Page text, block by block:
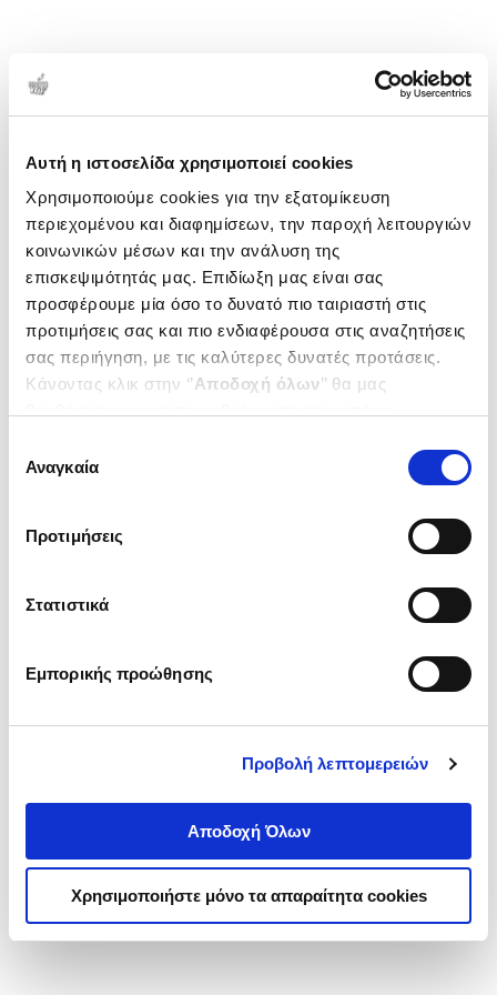
Αυτή η ιστοσελίδα χρησιμοποιεί cookies
Χρησιμοποιούμε cookies για την εξατομίκευση
περιεχομένου και διαφημίσεων, την παροχή λειτουργιών
κοινωνικών μέσων και την ανάλυση της
επισκεψιμότητάς μας. Επιδίωξη μας είναι σας
προσφέρουμε μία όσο το δυνατό πιο ταιριαστή στις
προτιμήσεις σας και πιο ενδιαφέρουσα στις αναζητήσεις
σας περιήγηση, με τις καλύτερες δυνατές προτάσεις.
Κάνοντας κλικ στην ‘’Αποδοχή όλων’’ θα μας
ενδιαφέρουν και να επιλέξετε από τα παρακάτω με την
΄΄και να ενημερωθείτε σχετικά με
συγκατάθεσης
Αναγκαία
Προτιμήσεις
Στατιστικά
Εμπορικής προώθησης
Προβολή λεπτομερειών
Αποδοχή Όλων
Χρησιμοποιήστε μόνο τα απαραίτητα cookies